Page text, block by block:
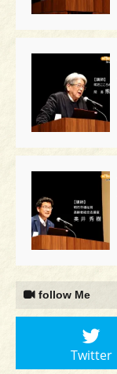
follow Me
Twitter